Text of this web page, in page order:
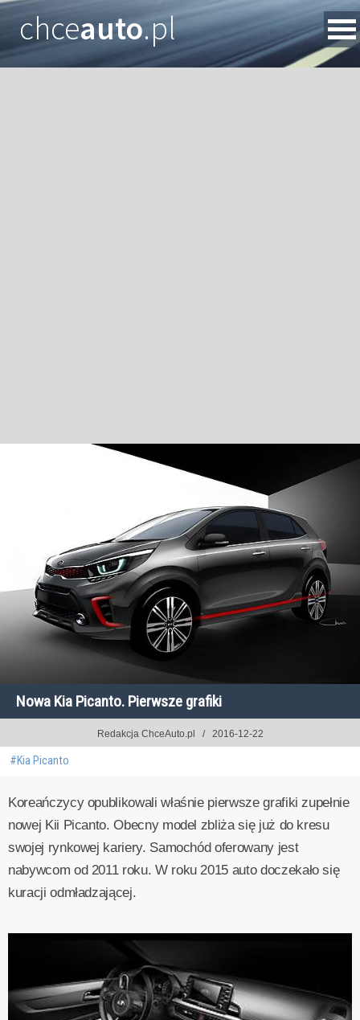
chceauto.pl
Nowa Kia Picanto. Pierwsze grafiki
Redakcja ChceAuto.pl 2016-12-22
#Kia Picanto
Koreańczycy opublikowali właśnie pierwsze grafiki zupełnie
nowej Kii Picanto. Obecny model zbliża się już do kresu
swojej rynkowej kariery. Samochód oferowany jest
nabywcom od 2011 roku. W roku 2015 auto doczekało się
kuracji odmładzającej.